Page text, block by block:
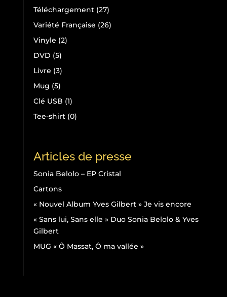
produits
Téléchargement 2727
produits
Variété Française 2626
Vinyle 22
DVD 55
produits
Livre 33
produits
Mug 55
produits
Clé USB 11
produit
Tee-shirt 00
Articles de presse
Sonia Belolo – EP Cristal
Cartons
« Nouvel Album Yves Gilbert » Je vis encore
« Sans lui, Sans elle » Duo Sonia Belolo & Yves
Gilbert
MUG « Ô Massat, Ô ma vallée »